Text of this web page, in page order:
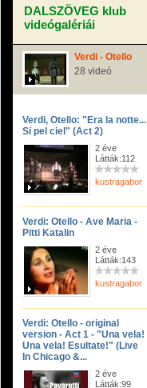
DALSZÖVEG klub
videógalériái
Verdi - Otello
28 videó
Verdi, Otello: "Era la notte...
Si pel ciel" (Act 2)
2 éve
Látták:112
kustragabor
Verdi: Otello - Ave Maria -
Pitti Katalin
2 éve
Látták:143
kustragabor
Verdi: Otello - original
version - Act 1 - "Una vela!
Una vela! Esultate!" (Live
In Chicago &...
2 éve
Látták:99